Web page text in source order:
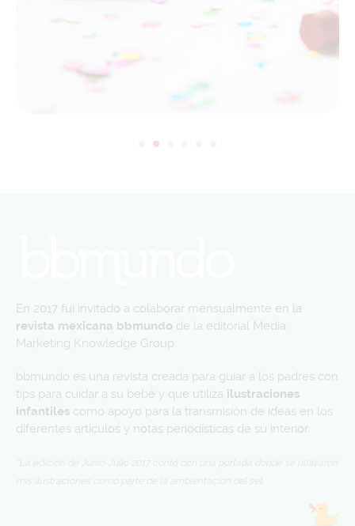
En 2017 fui invitado a colaborar mensualmente en la
revista mexicana bbmundo de la editorial Media
Marketing Knowledge Group.
bbmundo es una revista creada para guiar a los padres con
tips para cuidar a su bebé y que utiliza ilustraciones
infantiles como apoyo para la transmisión de ideas en los
diferentes artículos y notas periodísticas de su interior.